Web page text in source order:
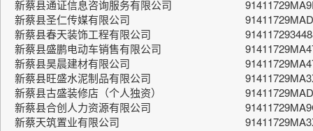
新蔡县通证信息咨询服务有限公司
新蔡县圣仁传媒有限公司
新蔡县春天装饰工程有限公司
新蔡县盛鹏电动车销售有限公司
新蔡县昊晨建材有限公司
新蔡县旺盛水泥制品有限公司
新蔡县古盛装修店（个人独资）
新蔡县合创人力资源有限公司
新蔡天筑置业有限公司